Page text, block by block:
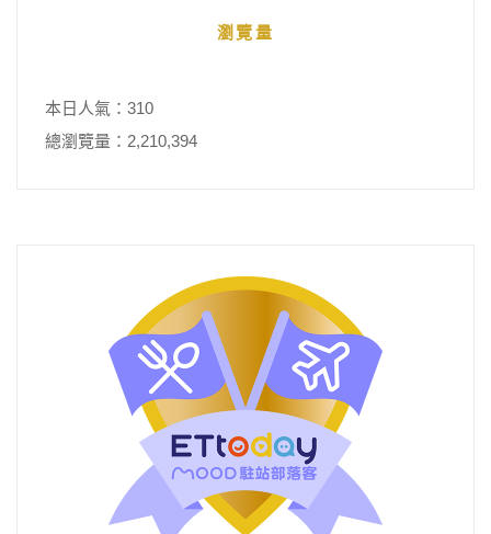
瀏覽量
本日人氣：310
總瀏覽量：2,210,394